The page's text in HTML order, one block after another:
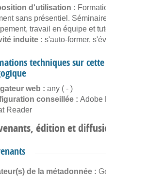
d'utilisation : Formation à
sans présentiel. Séminaires de
travail en équipe et tutorat
induite : s'auto-former, s'évaluer
techniques sur cette ressource
web : any ( - )
conseillée : Adobe Flash
Reader
édition et diffusion
de la métadonnée : Gérald